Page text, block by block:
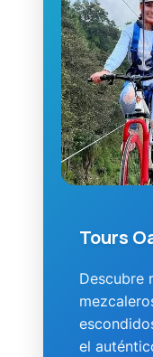
Tours
Descubre
el